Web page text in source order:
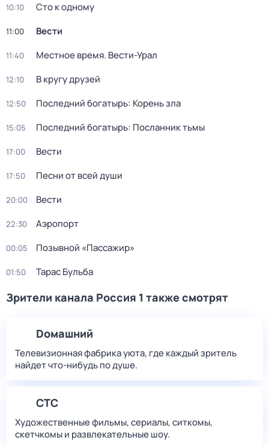
10:10 Сто к одному
11:00 Вести
11:40 Местное время. Вести-Урал
12:10 В кругу друзей
12:50 Последний богатырь: Корень зла
15:05 Последний богатырь: Посланник тьмы
17:00 Вести
17:50 Песни от всей души
20:00 Вести
22:30 Аэропорт
00:05 Позывной «Пассажир»
01:50 Тарас Бульба
Зрители канала Россия 1 также смотрят
Dомашний
Телевизионная фабрика уюта, где каждый зритель
найдет что‑нибудь по душе.
СТС
Художественные фильмы, сериалы, ситкомы,
скетчкомы и развлекательные шоу.